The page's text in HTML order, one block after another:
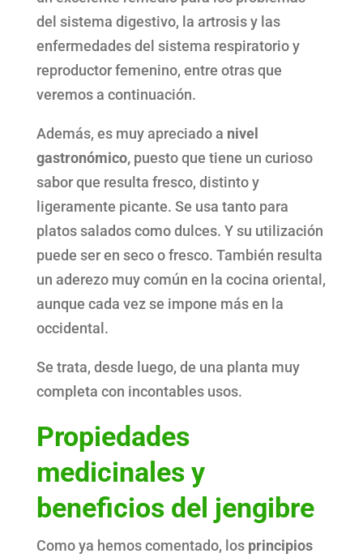
del sistema digestivo, la artrosis y las
enfermedades del sistema respiratorio y
reproductor femenino, entre otras que
veremos a continuación.
Además, es muy apreciado a nivel
gastronómico,puesto que tiene un curioso
sabor que resulta fresco, distinto y
ligeramente picante. Se usa tanto para
platos salados como dulces. Y su utilización
puede ser en seco o fresco. También resulta
un aderezo muy común en la cocina oriental,
aunque cada vez se impone más en la
occidental.
Se trata, desde luego, de una planta muy
completa con incontables usos.
Propiedades
medicinales y
beneficios del jengibre
Como ya hemos comentado, los principios